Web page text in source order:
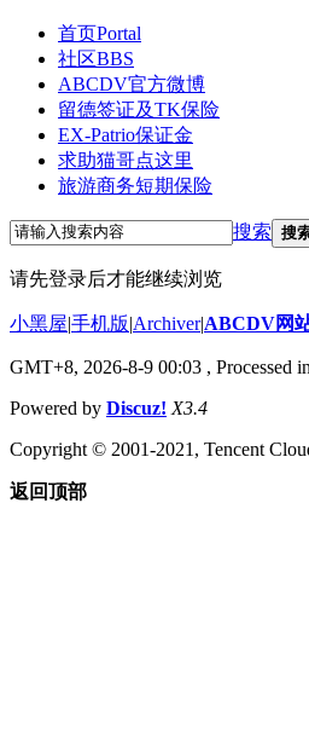
首页Portal
社区BBS
ABCDV官方微博
留德签证及TK保险
EX-Patrio保证金
求助猫哥点这里
旅游商务短期保险
搜索 搜
请先登录后才能继续浏览
小黑屋|手机版|Archiver|ABCDV网
GMT+8, 2026-8-9 00:03 , Processed
Powered by Discuz! X3.4
Copyright © 2001-2021, Tencent
返回顶部